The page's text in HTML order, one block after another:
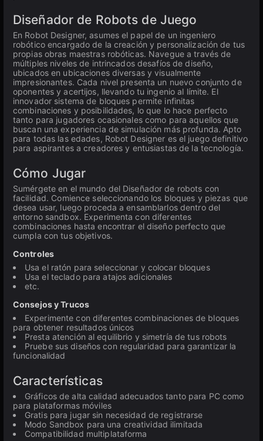
Diseñador de Robots de Juego
En Robot Designer, asumes el papel de un ingeniero
robótico encargado de la creación y personalización de tus
propias obras maestras robóticas. Navegue a través de
múltiples niveles de intrincados desafíos de diseño,
ubicados en ubicaciones diversas y visualmente
impresionantes. Cada nivel presenta un nuevo conjunto de
oponentes y acertijos, llevando tu ingenio al límite. El
innovador sistema de bloques permite infinitas
combinaciones y posibilidades, lo que lo hace perfecto
tanto para jugadores ocasionales como para aquellos que
buscan una experiencia de simulación más profunda. Apto
para todas las edades, Robot Designer es el juego definitivo
para aspirantes a creadores y entusiastas de la tecnología.
Cómo Jugar
Sumérgete en el mundo del Diseñador de robots con
facilidad. Comience seleccionando los bloques y piezas que
desea usar, luego proceda a ensamblarlos dentro del
entorno sandbox. Experimenta con diferentes
combinaciones hasta encontrar el diseño perfecto que
cumpla con tus objetivos.
Controles
Usa el ratón para seleccionar y colocar bloques
Usa el teclado para atajos adicionales
etc.
Consejos y Trucos
Experimente con diferentes combinaciones de bloques
para obtener resultados únicos
Presta atención al equilibrio y simetría de tus robots
Pruebe sus diseños con regularidad para garantizar la
funcionalidad
Características
Gráficos de alta calidad adecuados tanto para PC como
para plataformas móviles
Gratis para jugar sin necesidad de registrarse
Modo Sandbox para una creatividad ilimitada
Compatibilidad multiplataforma